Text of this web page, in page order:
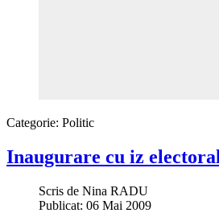
Categorie: Politic
Inaugurare cu iz
Scris de Nina RADU
Publicat: 06 Mai 2009